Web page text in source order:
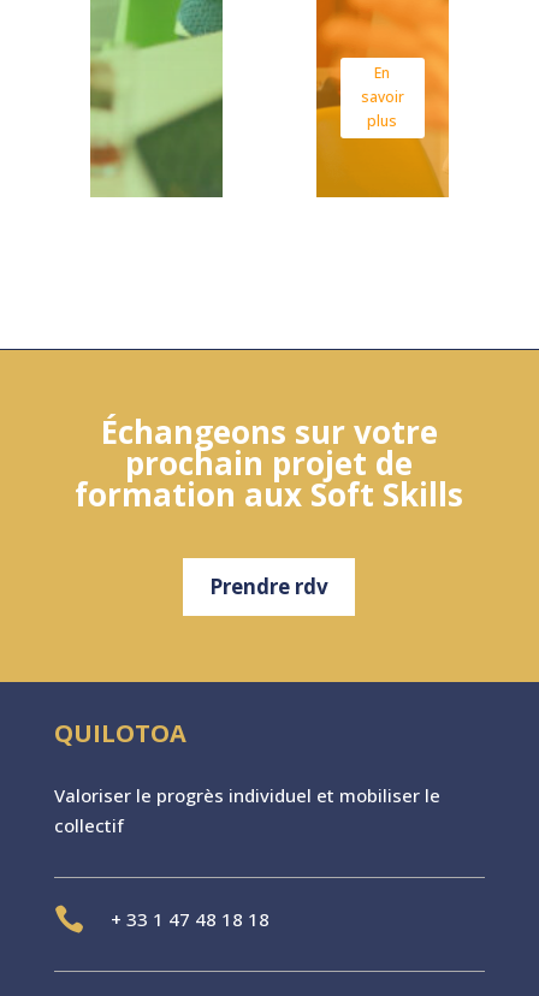
En
savoir
plus
Échangeons sur votre
prochain projet de
formation aux Soft Skills
Prendre rdv
QUILOTOA
Valoriser le progrès individuel et mobiliser le
collectif
 + 33 1 47 48 18 18